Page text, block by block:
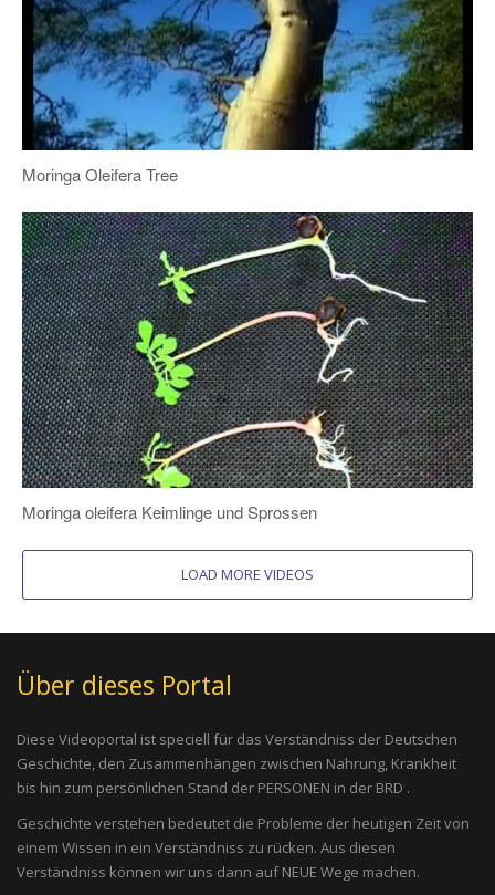
Moringa Oleifera Tree
Moringa oleifera Keimlinge und Sprossen
LOAD MORE VIDEOS
Über dieses Portal
Diese Videoportal ist speciell für das Verständniss der Deutschen
Geschichte, den Zusammenhängen zwischen Nahrung, Krankheit
bis hin zum persönlichen Stand der PERSONEN in der BRD .
Geschichte verstehen bedeutet die Probleme der heutigen Zeit von
einem Wissen in ein Verständniss zu rücken. Aus diesen
Verständniss können wir uns dann auf NEUE Wege machen.